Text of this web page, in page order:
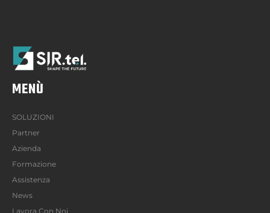
MENÙ
SOLUZIONI
Partner
Azienda
Formazione
Assistenza
News
Lavora Con Noi